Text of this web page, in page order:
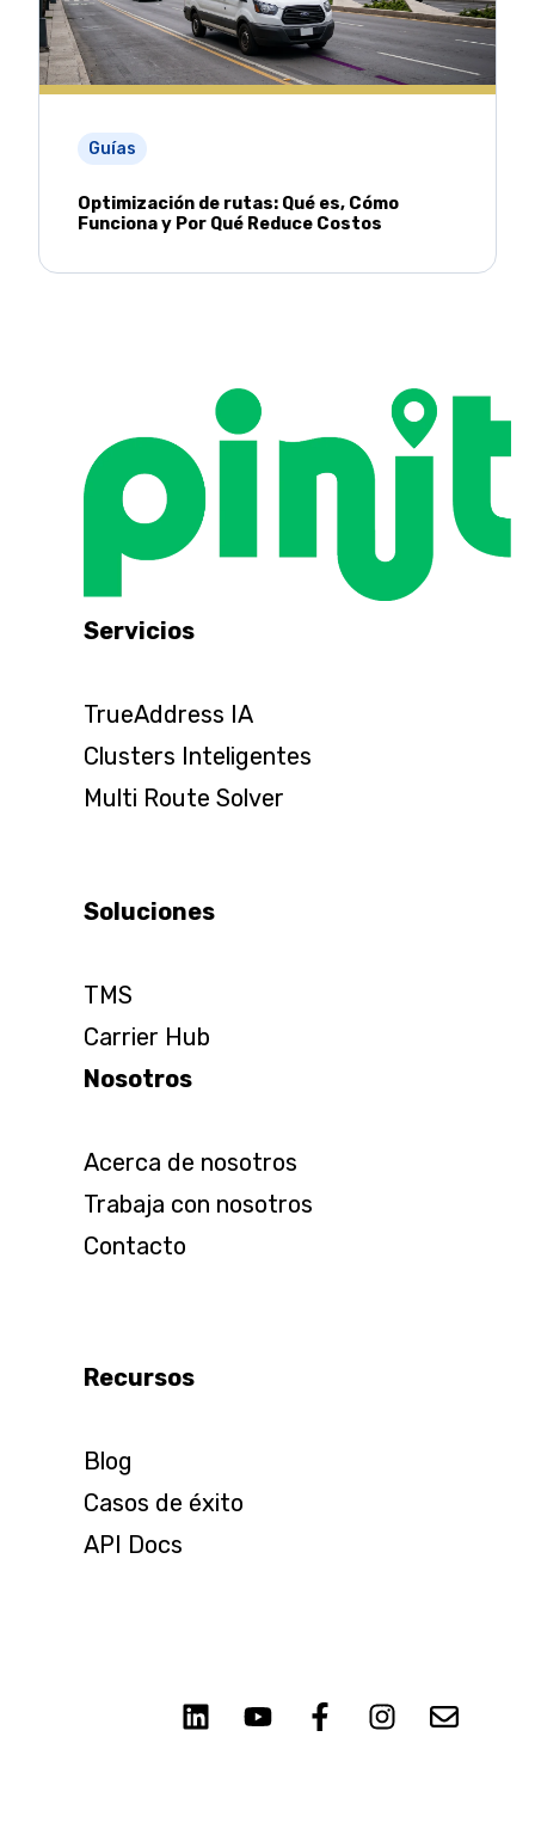
Guías
Optimización de rutas: Qué es, Cómo
Funciona y Por Qué Reduce Costos
Servicios
TrueAddress IA
Clusters Inteligentes
Multi Route Solver
Soluciones
TMS
Carrier Hub
Nosotros
Acerca de nosotros
Trabaja con nosotros
Contacto
Recursos
Blog
Casos de éxito
API Docs